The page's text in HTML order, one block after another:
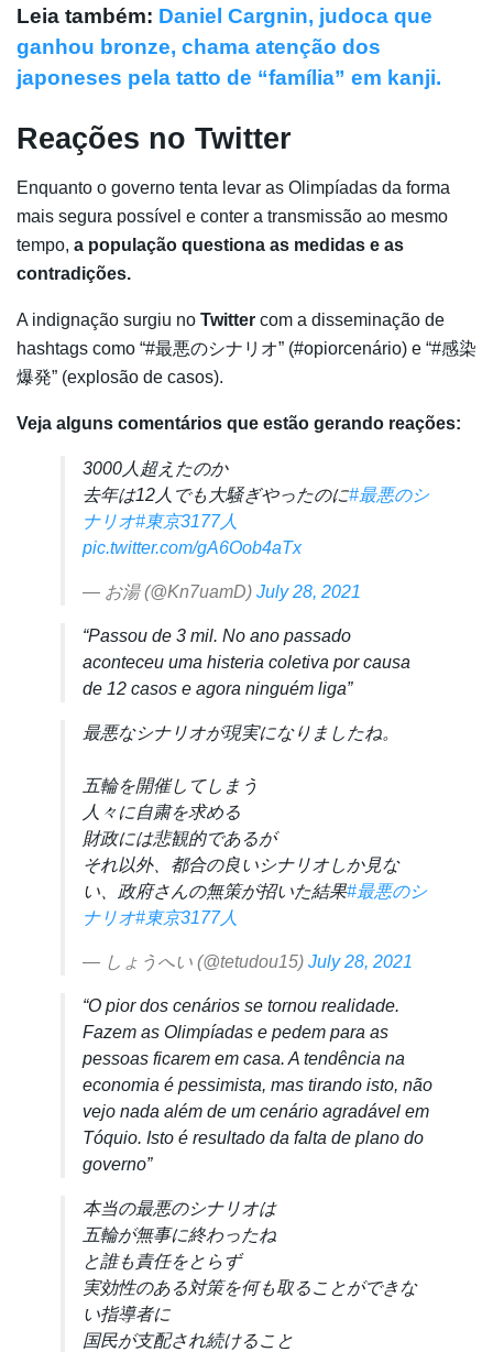
Leia também: Daniel Cargnin, judoca que
ganhou bronze, chama atenção dos
japoneses pela tatto de “família” em kanji.
Reações no Twitter
Enquanto o governo tenta levar as Olimpíadas da forma
mais segura possível e conter a transmissão ao mesmo
tempo, a população questiona as medidas e as
contradições.
A indignação surgiu no Twitter com a disseminação de
hashtags como “#最悪のシナリオ” (#opiorcenário) e “#感染
爆発” (explosão de casos).
Veja alguns comentários que estão gerando reações:
3000人超えたのか
去年は12人でも大騒ぎやったのに#最悪のシ
ナリオ#東京3177人
pic.twitter.com/gA6Oob4aTx
— お湯 (@Kn7uamD) July 28, 2021
“Passou de 3 mil. No ano passado
aconteceu uma histeria coletiva por causa
de 12 casos e agora ninguém liga”
最悪なシナリオが現実になりましたね。
五輪を開催してしまう
人々に自粛を求める
財政には悲観的であるが
それ以外、都合の良いシナリオしか見な
い、政府さんの無策が招いた結果#最悪のシ
ナリオ#東京3177人
— しょうへい (@tetudou15) July 28, 2021
“O pior dos cenários se tornou realidade.
Fazem as Olimpíadas e pedem para as
pessoas ficarem em casa. A tendência na
economia é pessimista, mas tirando isto, não
vejo nada além de um cenário agradável em
Tóquio. Isto é resultado da falta de plano do
governo”
本当の最悪のシナリオは
五輪が無事に終わったね
と誰も責任をとらず
実効性のある対策を何も取ることができな
い指導者に
国民が支配され続けること